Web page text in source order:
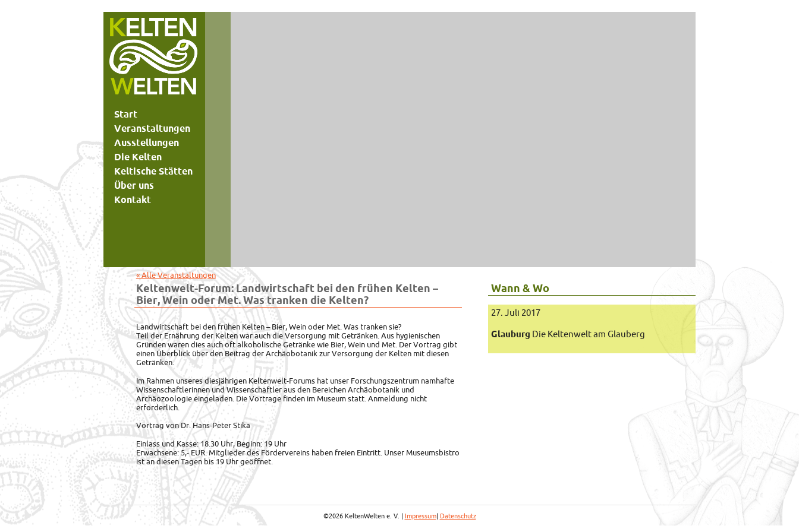
Start
Veranstaltungen
Ausstellungen
Die Kelten
Keltische Stätten
Über uns
Kontakt
« Alle Veranstaltungen
Keltenwelt-Forum: Landwirtschaft bei den frühen Kelten –
Bier, Wein oder Met. Was tranken die Kelten?
Landwirtschaft bei den frühen Kelten – Bier, Wein oder Met. Was tranken sie?
Teil der Ernährung der Kelten war auch die Versorgung mit Getränken. Aus hygienischen
Gründen waren dies auch oft alkoholische Getränke wie Bier, Wein und Met. Der Vortrag gibt
einen Überblick über den Beitrag der Archäobotanik zur Versorgung der Kelten mit diesen
Getränken.
Im Rahmen unseres diesjährigen Keltenwelt-Forums hat unser Forschungszentrum namhafte
Wissenschaftlerinnen und Wissenschaftler aus den Bereichen Archäobotanik und
Archäozoologie eingeladen. Die Vortrage finden im Museum statt. Anmeldung nicht
erforderlich.
Vortrag von Dr. Hans-Peter Stika
Einlass und Kasse: 18.30 Uhr, Beginn: 19 Uhr
Erwachsene: 5,- EUR. Mitglieder des Fördervereins haben freien Eintritt. Unser Museumsbistro
ist an diesen Tagen bis 19 Uhr geöffnet.
Wann & Wo
27. Juli 2017
Glauburg Die Keltenwelt am Glauberg
©2026 KeltenWelten e. V. | Impressum| Datenschutz